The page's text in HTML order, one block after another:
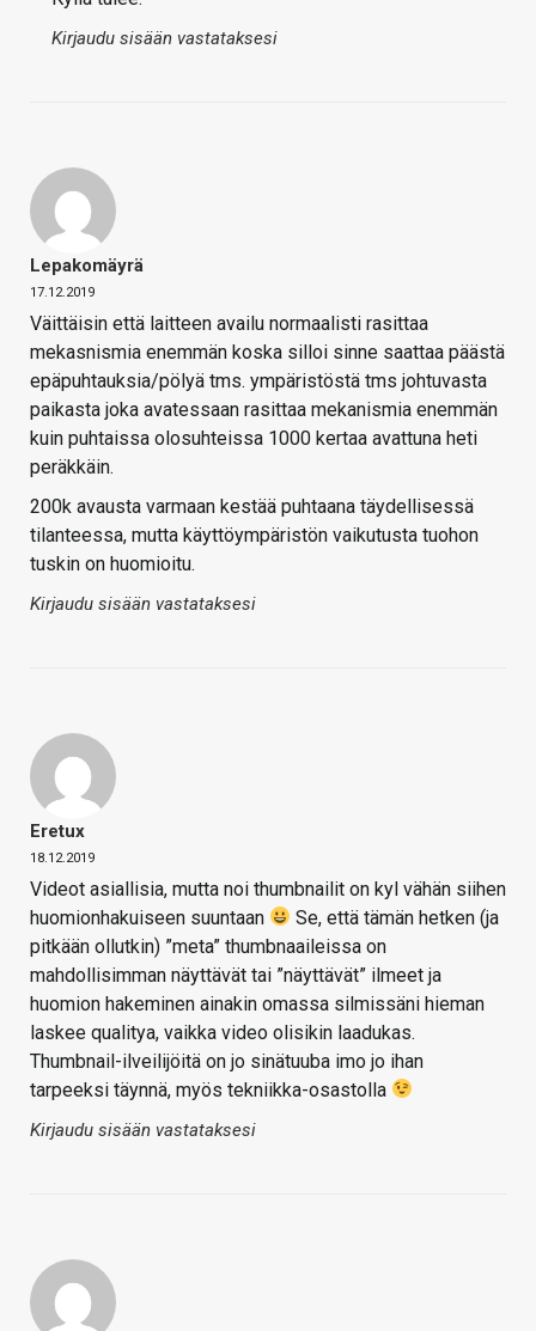
Kirjaudu sisään vastataksesi
Lepakomäyrä
17.12.2019
Väittäisin että laitteen availu normaalisti rasittaa
mekasnismia enemmän koska silloi sinne saattaa päästä
epäpuhtauksia/pölyä tms. ympäristöstä tms johtuvasta
paikasta joka avatessaan rasittaa mekanismia enemmän
kuin puhtaissa olosuhteissa 1000 kertaa avattuna heti
peräkkäin.
200k avausta varmaan kestää puhtaana täydellisessä
tilanteessa, mutta käyttöympäristön vaikutusta tuohon
tuskin on huomioitu.
Kirjaudu sisään vastataksesi
Eretux
18.12.2019
Videot asiallisia, mutta noi thumbnailit on kyl vähän siihen
huomionhakuiseen suuntaan
Se, että tämän hetken (ja
pitkään ollutkin) ”meta” thumbnaaileissa on
mahdollisimman näyttävät tai ”näyttävät” ilmeet ja
huomion hakeminen ainakin omassa silmissäni hieman
laskee qualitya, vaikka video olisikin laadukas.
Thumbnail-ilveilijöitä on jo sinätuuba imo jo ihan
tarpeeksi täynnä, myös tekniikka-osastolla
Kirjaudu sisään vastataksesi